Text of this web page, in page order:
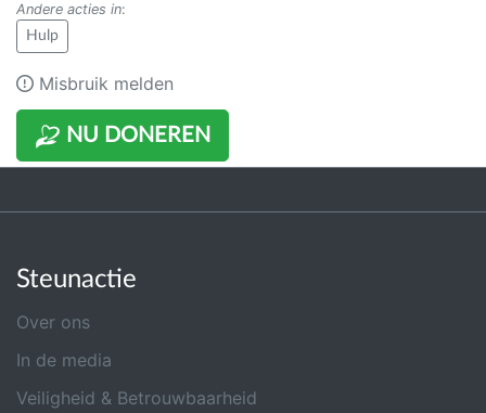
NU DONEREN
Andere acties in:
Hulp
Misbruik melden
Steunactie
Over ons
In de media
Veiligheid & Betrouwbaarheid